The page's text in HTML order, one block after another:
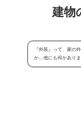
建物
『外装』って、家の
か…他にも何かありま